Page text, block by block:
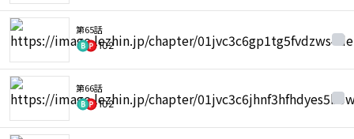
第65話
102
第66話
102